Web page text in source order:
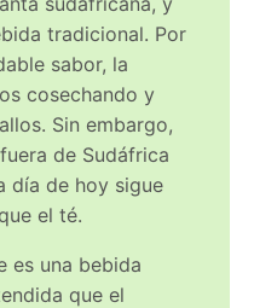
tradicional. Por
sabor, la
cosechando y
Sin embargo,
de Sudáfrica
día de hoy sigue
el té.
es una bebida
que el